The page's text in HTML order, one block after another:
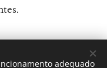
adequado